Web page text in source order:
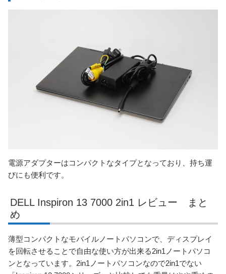
電源アダプターはコンパクトなタイプとなっており、持ち運
びにも便利です。
DELL Inspiron 13 7000 2in1 レビュー まと
め
薄型コンパクトなモバイルノートパソコンで、ディスプレイ
を回転させることで自由な使い方が出来る2in1ノートパソコ
ンとなっています。2in1ノートパソコンなので2in1でない